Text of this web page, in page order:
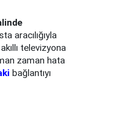
aracılığıyla
televizyona
zaman hata
bağlantıyı